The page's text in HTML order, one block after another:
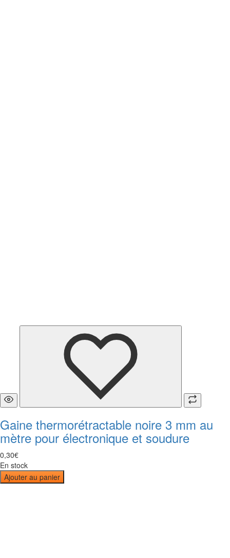
Gaine thermorétractable noire 3 mm au
mètre pour électronique et soudure
0,30€
En stock
Ajouter au panier